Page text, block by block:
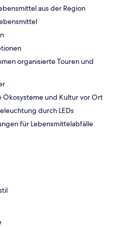
aus der Region
organisierte Touren und
und Kultur vor Ort
durch LEDs
für Lebensmittelabfälle